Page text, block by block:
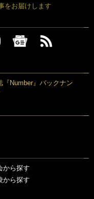
をお届けします
『Number』バックナン
から探す
から探す